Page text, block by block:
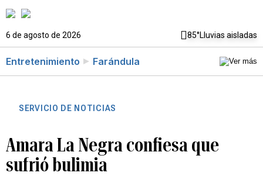
6 de agosto de 2026 85°Lluvias aisladas
Entretenimiento Farándula
SERVICIO DE NOTICIAS
Amara La Negra confiesa que
sufrió bulimia